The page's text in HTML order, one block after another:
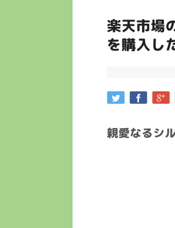
楽天市場
を購入し
親愛なるシ